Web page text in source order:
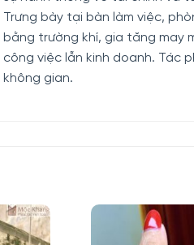
Trưng bày tại bàn làm việc,
bằng trường khí, gia tăng may
công việc lẫn kinh doanh. Tác
không gian.